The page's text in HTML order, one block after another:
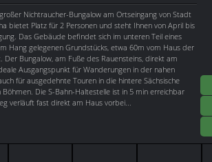
Nichtraucher-Bungalow am Ortseingang von Stadt
bietet Platz für 2 Personen und steht Ihnen von April bis
Das Gebäude befindet sich im unteren Teil eines
Hang gelegenen Grundstücks, etwa 60m vom Haus der
Bungalow, am Fuße des Rauensteins, direkt am
Ausgangspunkt für Wanderungen in der nahen
für ausgedehnte Touren in die hintere Sächsische
Böhmen. Die S-Bahn-Haltestelle ist in 5 min erreichbar
verläuft fast direkt am Haus vorbei...